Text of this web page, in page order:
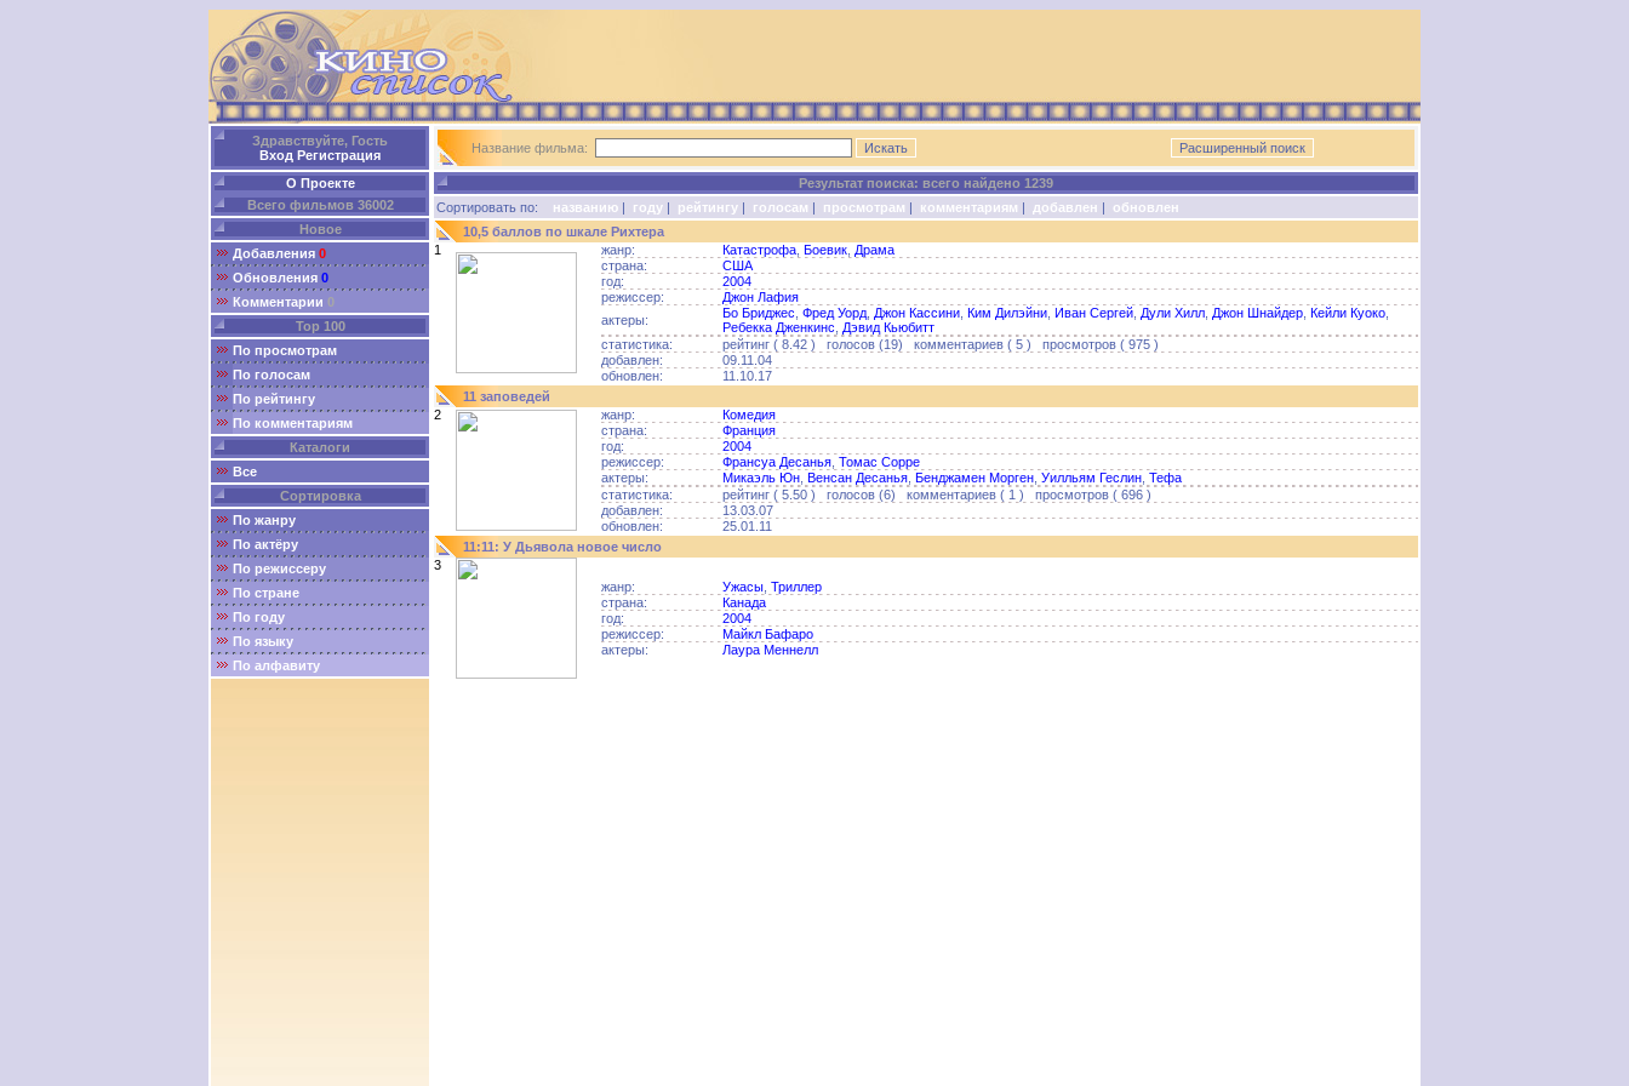
Здравствуйте, Гость
Вход Регистрация
О Проекте
Всего фильмов 36002
Новое
Добавления 0
Обновления 0
Комментарии 0
Top 100
По просмотрам
По голосам
По рейтингу
По комментариям
Каталоги
Все
Сортировка
По жанру
По актёру
По режиссеру
По стране
По году
По языку
По алфавиту
Название фильма:
Результат поиска: всего найдено 1239
Сортировать по: названию | году | рейтингу | голосам | просмотрам | комментариям | добавлен | обновлен
10,5 баллов по шкале Рихтера
1
жанр: Катастрофа Боевик Драма
страна:
США
год:
2004
режиссер:
Джон Лафия
актеры:
Бо Бриджес Фред Уорд Джон Кассини Ким Дилэйни Иван Сергей Дули Хилл Джон Шнайдер Кейли Куоко
Ребекка Дженкинс
Дэвид Кьюбитт
статистика:
рейтинг ( 8.42 ) голосов (19) комментариев ( 5 ) просмотров ( 975 )
добавлен:
09.11.04
обновлен:
11.10.17
11 заповедей
2
жанр:
Комедия
страна:
Франция
год:
2004
режиссер:
Франсуа Десанья Томас Сорре
актеры:
Микаэль Юн Венсан Десанья Бенджамен Морген Уилльям Геслин Тефа
статистика:
рейтинг ( 5.50 ) голосов (6) комментариев ( 1 ) просмотров ( 696 )
добавлен:
13.03.07
обновлен:
25.01.11
11:11: У Дьявола новое число
3
жанр:
Ужасы Триллер
страна:
Канада
год:
2004
режиссер:
Майкл Бафаро
актеры:
Лаура Меннелл